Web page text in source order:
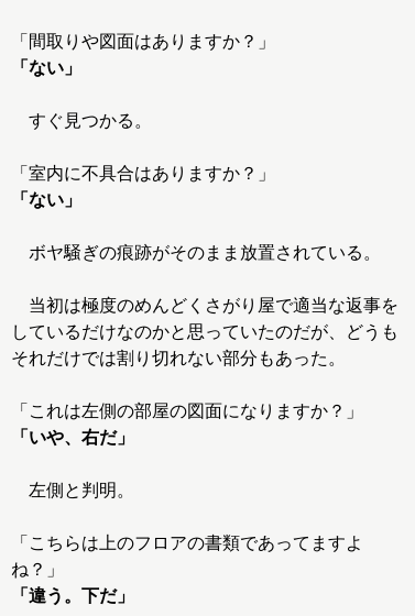
「ない」
すぐ見つかる。
「ない」
ボヤ騒ぎの痕跡がそのまま放置されている。
当初は極度のめんどくさがり屋で適当な返事を
しているだけなのかと思っていたのだが、どうも
それだけでは割り切れない部分もあった。
「いや、右だ」
左側と判明。
「こちらは上のフロアの書類であってますよ
「違う。下だ」